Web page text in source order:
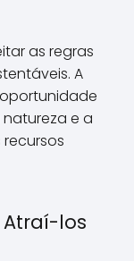
as regras
A
e a
Atraí-los